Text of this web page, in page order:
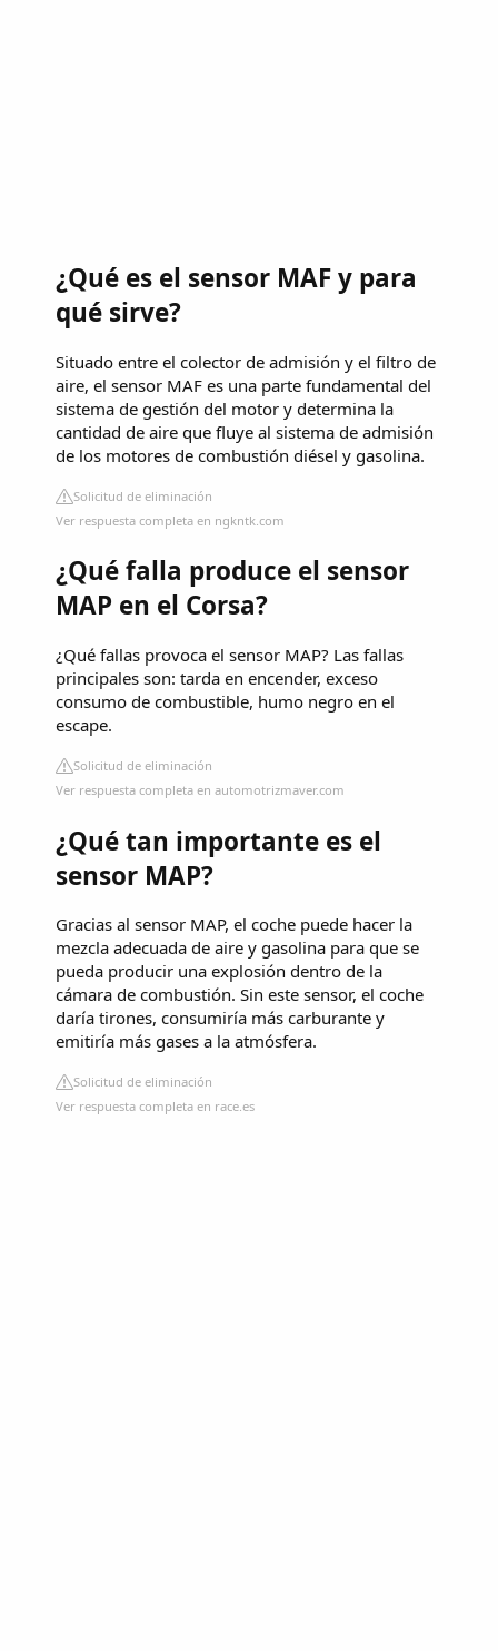
¿Qué es el sensor MAF y para
qué sirve?
Situado entre el colector de admisión y el filtro de
aire, el sensor MAF es una parte fundamental del
sistema de gestión del motor y determina la
cantidad de aire que fluye al sistema de admisión
de los motores de combustión diésel y gasolina.
Solicitud de eliminación
Ver respuesta completa en ngkntk.com
¿Qué falla produce el sensor
MAP en el Corsa?
¿Qué fallas provoca el sensor MAP? Las fallas
principales son: tarda en encender, exceso
consumo de combustible, humo negro en el
escape.
Solicitud de eliminación
Ver respuesta completa en automotrizmaver.com
¿Qué tan importante es el
sensor MAP?
Gracias al sensor MAP, el coche puede hacer la
mezcla adecuada de aire y gasolina para que se
pueda producir una explosión dentro de la
cámara de combustión. Sin este sensor, el coche
daría tirones, consumiría más carburante y
emitiría más gases a la atmósfera.
Solicitud de eliminación
Ver respuesta completa en race.es